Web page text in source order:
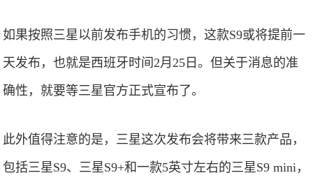
如果按照三星以前发布手机的习惯，这款S9或将提前一
天发布，也就是西班牙时间2月25日。但关于消息的准
确性，就要等三星官方正式宣布了。
此外值得注意的是，三星这次发布会将带来三款产品，
包括三星S9、三星S9+和一款5英寸左右的三星S9 mini，